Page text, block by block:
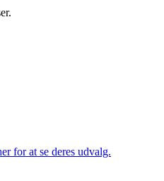
for at se deres udvalg.